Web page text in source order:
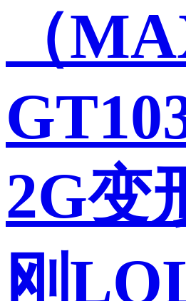
（
2G变
刚